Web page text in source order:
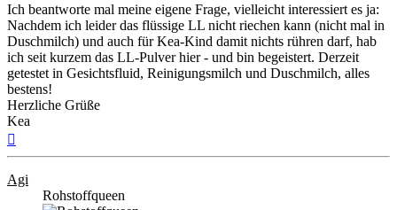
Ich beantworte mal meine eigene Frage, vielleicht interessiert es ja:
Nachdem ich leider das flüssige LL nicht riechen kann (nicht mal in
Duschmilch) und auch für Kea-Kind damit nichts rühren darf, hab
ich seit kurzem das LL-Pulver hier - und bin begeistert. Derzeit
getestet in Gesichtsfluid, Reinigungsmilch und Duschmilch, alles
bestens!
Herzliche Grüße
Kea
Agi
Rohstoffqueen